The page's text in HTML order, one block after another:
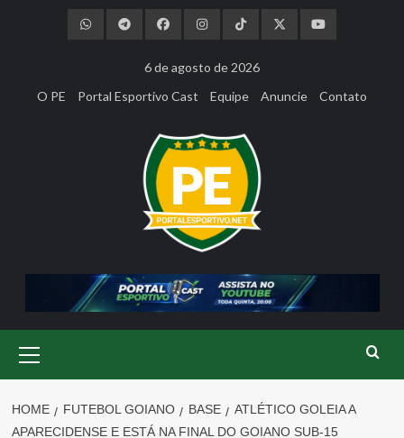
6 de agosto de 2026
O PE
Portal Esportivo Cast Equipe Anuncie Contato
Menu
HOME FUTEBOL GOIANO BASE
ATLÉTICO GOLEIA A
APARECIDENSE E ESTÁ NA FINAL DO GOIANO SUB-15